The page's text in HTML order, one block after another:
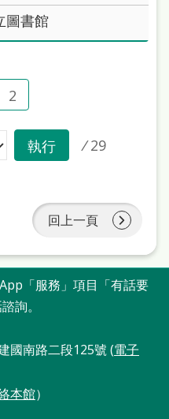
圖書館
2
執行 / 29
回上一頁
「服務」項目「有話要
詢。
國南路二段125號 (電子
本館）